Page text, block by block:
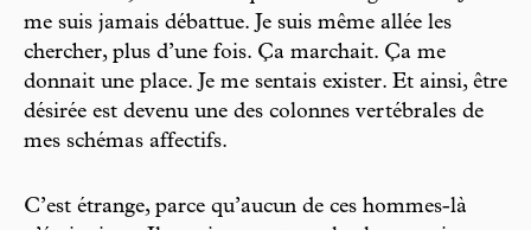
me suis jamais débattue. Je suis même allée les
chercher, plus d’une fois. Ça marchait. Ça me
donnait une place. Je me sentais exister. Et ainsi, être
désirée est devenu une des colonnes vertébrales de
mes schémas affectifs.
C’est étrange, parce qu’aucun de ces hommes-là